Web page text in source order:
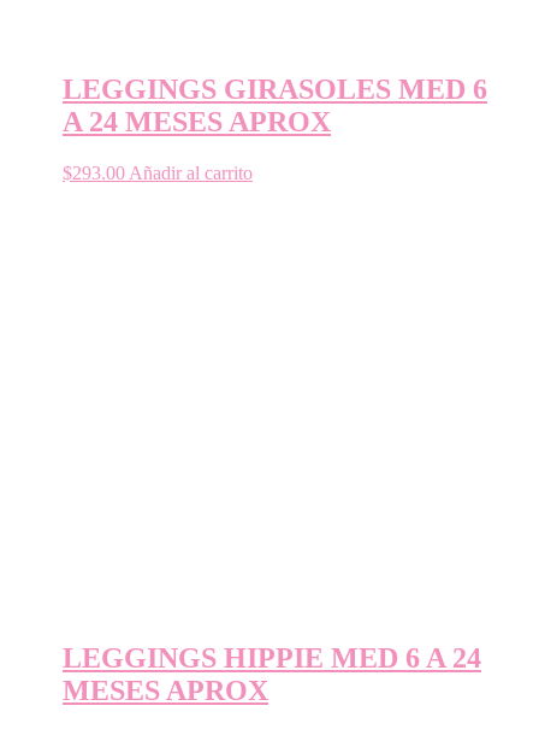
LEGGINGS GIRASOLES MED 6
A 24 MESES APROX
$293.00 Añadir al carrito
LEGGINGS HIPPIE MED 6 A 24
MESES APROX